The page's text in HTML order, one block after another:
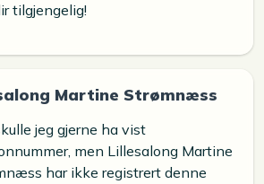
tilgjengelig!
Martine Strømnæss
jeg gjerne ha vist
men Lillesalong Martine
har ikke registrert denne